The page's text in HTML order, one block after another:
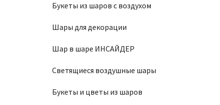
Букеты из шаров с воздухом
Шары для декорации
Шар в шаре ИНСАЙДЕР
Светящиеся воздушные шары
Букеты и цветы из шаров